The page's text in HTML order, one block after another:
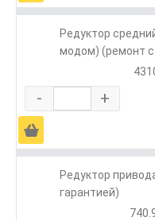
Редуктор
модом) (ремонт с
- +
Ä
Редуктор
гарантией)